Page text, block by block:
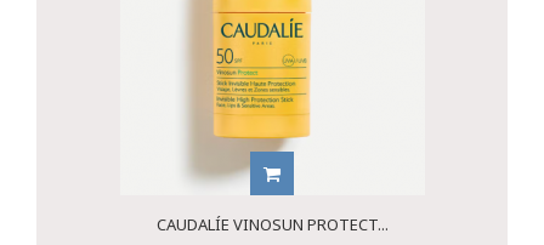
CAUDALÍE VINOSUN PROTECT...